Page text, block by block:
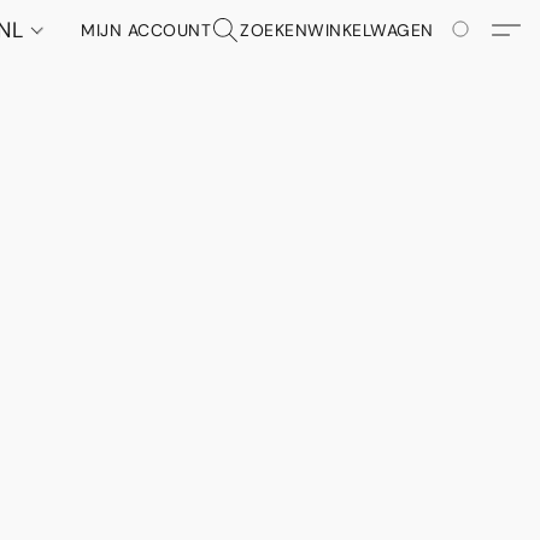
MIJN ACCOUNT ZOEKENWINKELWAGEN